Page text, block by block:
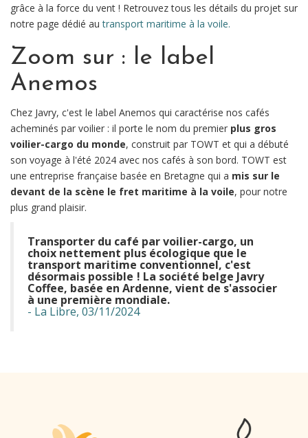
grâce à la force du vent ! Retrouvez tous les détails du projet sur
notre page dédié autransport maritime à la voile.
Zoom sur : le label
Anemos
Chez Javry, c'est le label Anemos qui caractérise nos cafés
acheminés par voilier : il porte le nom du premier plus gros
voilier-cargo du monde, construit par TOWT et qui a débuté
son voyage à l'été 2024 avec nos cafés à son bord. TOWT est
une entreprise française basée en Bretagne qui a mis sur le
devant de la scène le fret maritime à la voile, pour notre
plus grand plaisir.
Transporter du café par voilier-cargo, un
choix nettement plus écologique que le
transport maritime conventionnel, c'est
désormais possible ! La société belge Javry
Coffee, basée en Ardenne, vient de s'associer
à une première mondiale.
- La Libre, 03/11/2024